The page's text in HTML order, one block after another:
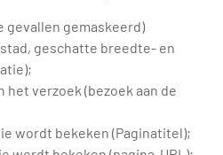
gevallen gemaskeerd)
geschatte breedte- en
het verzoek (bezoek aan de
wordt bekeken (Paginatitel);